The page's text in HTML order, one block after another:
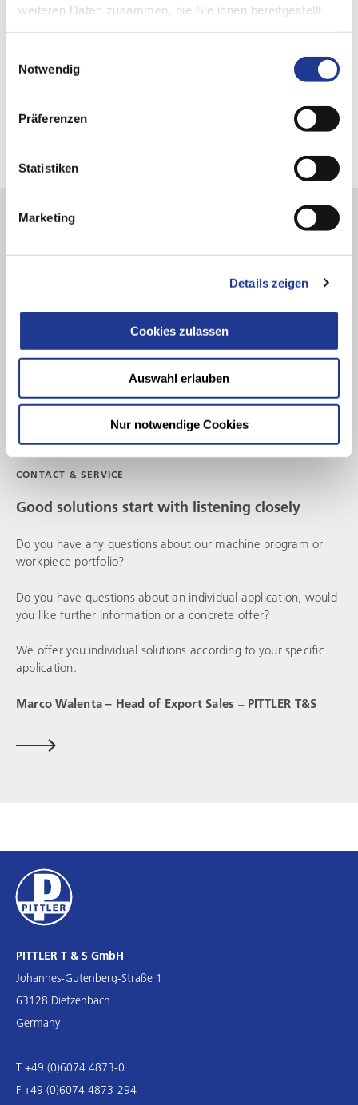
weiteren Daten zusammen, die Sie ihnen bereitgestellt
Notwendig
Präferenzen
Statistiken
Marketing
Details zeigen
Cookies zulassen
Auswahl erlauben
Nur notwendige Cookies
Software solutions
CONTACT & SERVICE
Good solutions start with listening closely
Do you have any questions about our machine program or
workpiece portfolio?
Do you have questions about an individual application, would
you like further information or a concrete offer?
We offer you individual solutions according to your specific
application.
Marco Walenta – Head of Export Sales – PITTLER T&S
PITTLER T & S GmbH
Johannes-Gutenberg-Straße 1
63128 Dietzenbach
Germany
T +49 (0)6074 4873-0
F +49 (0)6074 4873-294